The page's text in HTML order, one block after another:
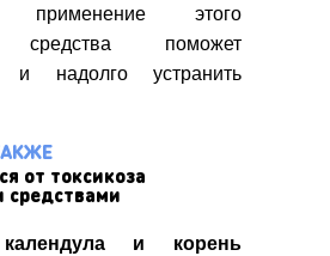
применение этого
средства поможет
и надолго устранить
от токсикоза
и корень